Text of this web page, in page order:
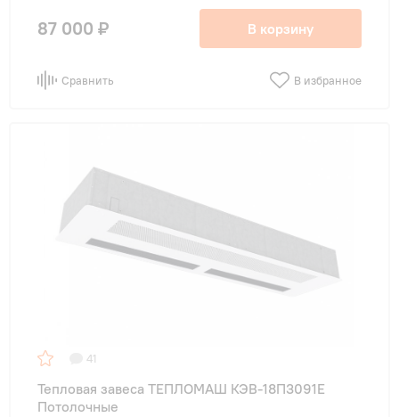
87 000 ₽ В корзину
Сравнить В избранное
41
Тепловая завеса ТЕПЛОМАШ КЭВ-18П3091Е
Потолочные